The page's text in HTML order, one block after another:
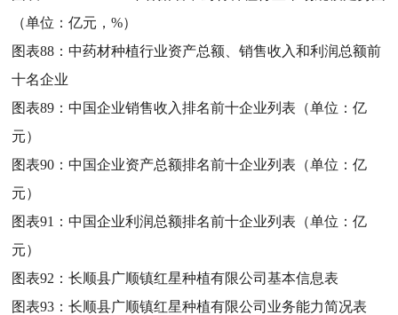
（单位：亿元，%）
图表88：中药材种植行业资产总额、销售收入和利润总额前
十名企业
图表89：中国企业销售收入排名前十企业列表（单位：亿
元）
图表90：中国企业资产总额排名前十企业列表（单位：亿
元）
图表91：中国企业利润总额排名前十企业列表（单位：亿
元）
图表92：长顺县广顺镇红星种植有限公司基本信息表
图表93：长顺县广顺镇红星种植有限公司业务能力简况表